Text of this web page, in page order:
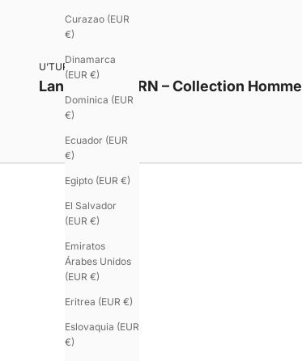
Curazao (EUR
€)
Dinamarca
(EUR €)
Dominica (EUR
€)
Ecuador (EUR
€)
Egipto (EUR €)
El Salvador
(EUR €)
Emiratos
Árabes Unidos
(EUR €)
Eritrea (EUR €)
Eslovaquia (EUR
€)
U’TURN – Homme
Lanières U’TURN – Collection Homme